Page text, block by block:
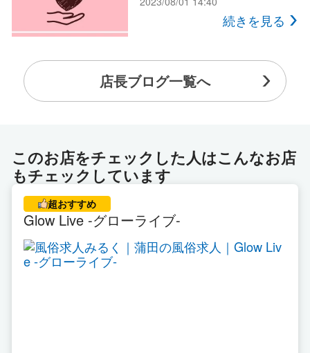
続きを見る
店長ブログ一覧へ
このお店をチェックした人はこんなお店
もチェックしています
超おすすめ
Glow Live -グローライブ-